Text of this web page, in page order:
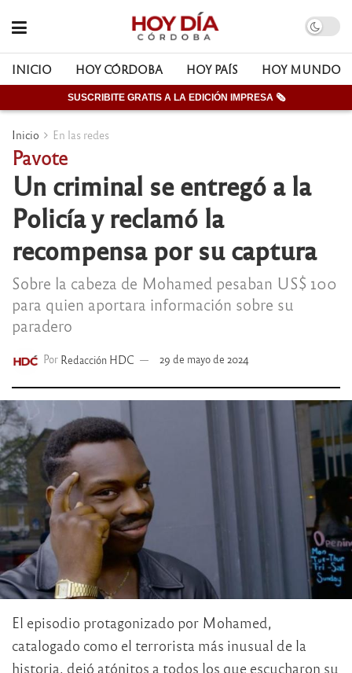
INICIO HOY CÓRDOBA HOY PAÍS HOY MUNDO
SUSCRIBITE GRATIS A LA EDICIÓN IMPRESA 🗞
Inicio En las redes
Pavote
Un criminal se entregó a la
Policía y reclamó la
recompensa por su captura
Sobre la cabeza de Mohamed pesaban US$ 100
para quien aportara información sobre su
paradero
Por Redacción HDC 29 de mayo de 2024
El episodio protagonizado por Mohamed,
catalogado como el terrorista más inusual de la
historia, dejó atónitos a todos los que escucharon su